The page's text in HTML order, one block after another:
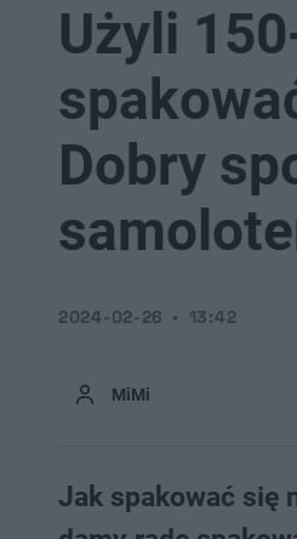
Użyli
Dobry
MiMi
2024-02-26 13:42
Jak spakować się